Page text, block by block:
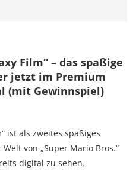
Film“ – das spaßige
jetzt im Premium
(mit Gewinnspiel)
ist als zweites spaßiges
von „Super Mario Bros.“
digital zu sehen.